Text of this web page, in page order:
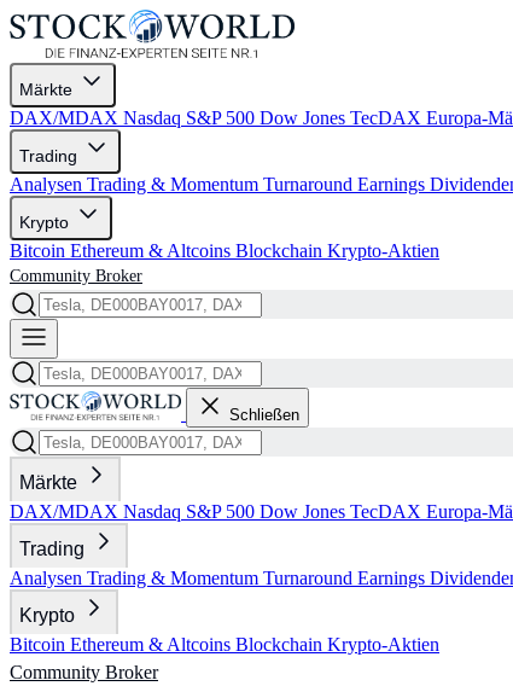
Märkte
DAX/MDAX Nasdaq S&P 500 Dow Jones TecDAX Europa-
Trading
Analysen Trading & Momentum Turnaround Earnings
Krypto
Bitcoin Ethereum & Altcoins Blockchain Krypto-Aktien
Community Broker
Schließen
Märkte
DAX/MDAX Nasdaq S&P 500 Dow Jones TecDAX Europa-
Trading
Analysen Trading & Momentum Turnaround Earnings
Krypto
Bitcoin Ethereum & Altcoins Blockchain Krypto-Aktien
Community Broker